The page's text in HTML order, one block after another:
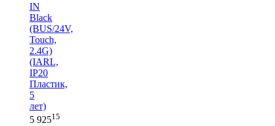
IN
Black
(BUS/24V,
Touch,
2.4G)
(IARL,
IP20
Пластик,
5
лет)
5 92515